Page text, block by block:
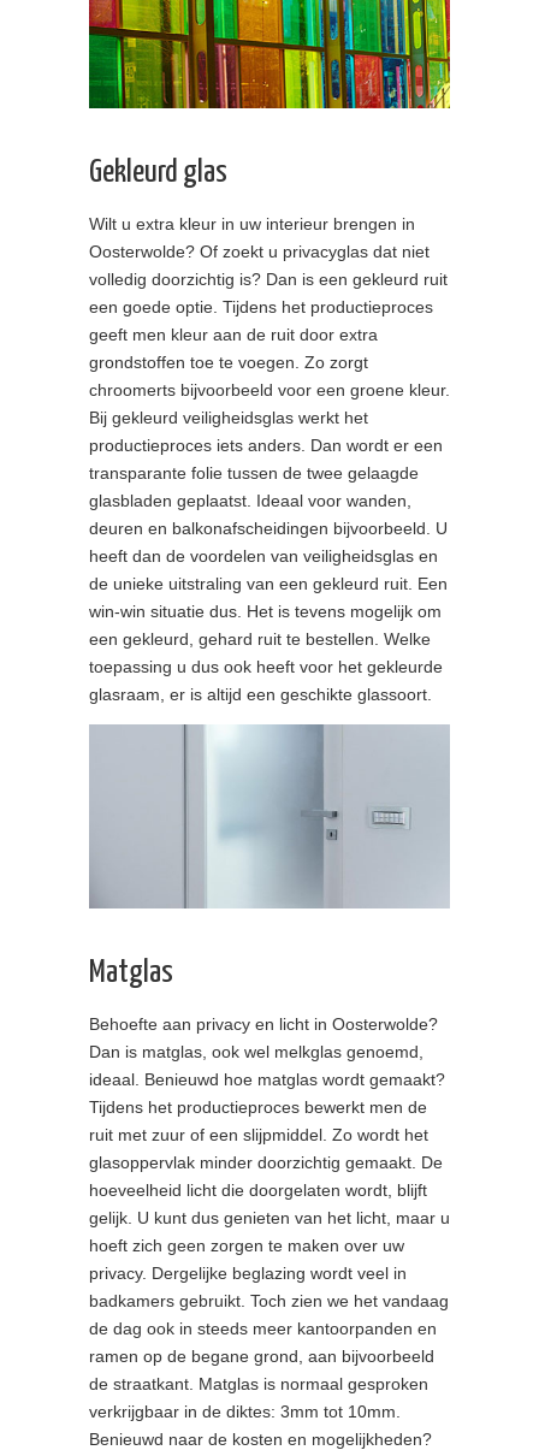
Gekleurd glas
Wilt u extra kleur in uw interieur brengen in
Oosterwolde? Of zoekt u privacyglas dat niet
volledig doorzichtig is? Dan is een gekleurd ruit
een goede optie. Tijdens het productieproces
geeft men kleur aan de ruit door extra
grondstoffen toe te voegen. Zo zorgt
chroomerts bijvoorbeeld voor een groene kleur.
Bij gekleurd veiligheidsglas werkt het
productieproces iets anders. Dan wordt er een
transparante folie tussen de twee gelaagde
glasbladen geplaatst. Ideaal voor wanden,
deuren en balkonafscheidingen bijvoorbeeld. U
heeft dan de voordelen van veiligheidsglas en
de unieke uitstraling van een gekleurd ruit. Een
win-win situatie dus. Het is tevens mogelijk om
een gekleurd, gehard ruit te bestellen. Welke
toepassing u dus ook heeft voor het gekleurde
glasraam, er is altijd een geschikte glassoort.
Matglas
Behoefte aan privacy en licht in Oosterwolde?
Dan is matglas, ook wel melkglas genoemd,
ideaal. Benieuwd hoe matglas wordt gemaakt?
Tijdens het productieproces bewerkt men de
ruit met zuur of een slijpmiddel. Zo wordt het
glasoppervlak minder doorzichtig gemaakt. De
hoeveelheid licht die doorgelaten wordt, blijft
gelijk. U kunt dus genieten van het licht, maar u
hoeft zich geen zorgen te maken over uw
privacy. Dergelijke beglazing wordt veel in
badkamers gebruikt. Toch zien we het vandaag
de dag ook in steeds meer kantoorpanden en
ramen op de begane grond, aan bijvoorbeeld
de straatkant. Matglas is normaal gesproken
verkrijgbaar in de diktes: 3mm tot 10mm.
Benieuwd naar de kosten en mogelijkheden?